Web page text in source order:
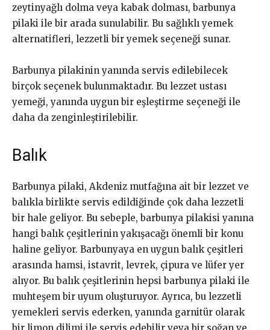
zeytinyağlı dolma veya kabak dolması, barbunya
pilaki ile bir arada sunulabilir. Bu sağlıklı yemek
alternatifleri, lezzetli bir yemek seçeneği sunar.
Barbunya pilakinin yanında servis edilebilecek
birçok seçenek bulunmaktadır. Bu lezzet ustası
yemeği, yanında uygun bir eşleştirme seçeneği ile
daha da zenginleştirilebilir.
Balık
Barbunya pilaki, Akdeniz mutfağına ait bir lezzet ve
balıkla birlikte servis edildiğinde çok daha lezzetli
bir hale geliyor. Bu sebeple, barbunya pilakisi yanına
hangi balık çeşitlerinin yakışacağı önemli bir konu
haline geliyor. Barbunyaya en uygun balık çeşitleri
arasında hamsi, istavrit, levrek, çipura ve lüfer yer
alıyor. Bu balık çeşitlerinin hepsi barbunya pilaki ile
muhteşem bir uyum oluşturuyor. Ayrıca, bu lezzetli
yemekleri servis ederken, yanında garnitür olarak